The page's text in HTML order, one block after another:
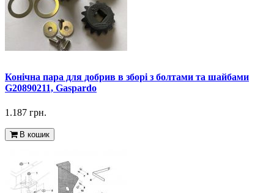
Конічна пара для добрив в зборі з болтами та шайбами
G20890211, Gaspardo
1.187 грн.
В кошик